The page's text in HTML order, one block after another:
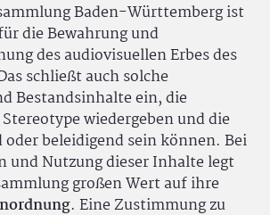
Baden-Württemberg ist
die Bewahrung und
des audiovisuellen Erbes des
schließt auch solche
Bestandsinhalte ein, die
wiedergeben und die
beleidigend sein können. Bei
und Nutzung dieser Inhalte legt
großen Wert auf ihre
. Eine Zustimmung zu